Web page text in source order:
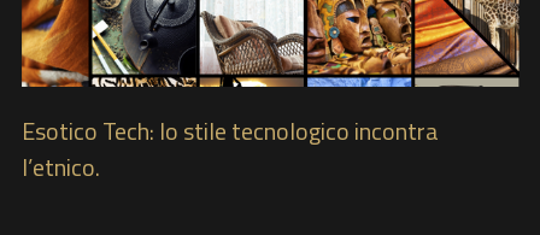
Esotico Tech: lo stile tecnologico incontra
l’etnico.